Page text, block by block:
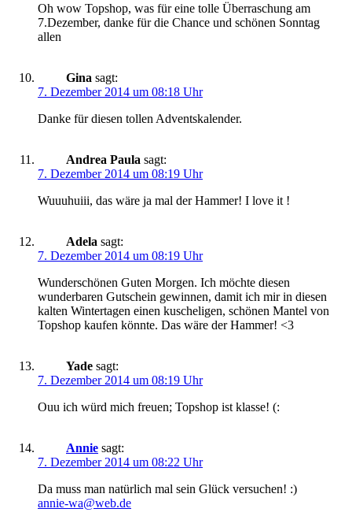
Oh wow Topshop, was für eine tolle Überraschung am
7.Dezember, danke für die Chance und schönen Sonntag
allen
Gina sagt:
7. Dezember 2014 um 08:18 Uhr
Danke für diesen tollen Adventskalender.
Andrea Paula sagt:
7. Dezember 2014 um 08:19 Uhr
Wuuuhuiii, das wäre ja mal der Hammer! I love it !
Adela sagt:
7. Dezember 2014 um 08:19 Uhr
Wunderschönen Guten Morgen. Ich möchte diesen
wunderbaren Gutschein gewinnen, damit ich mir in diesen
kalten Wintertagen einen kuscheligen, schönen Mantel von
Topshop kaufen könnte. Das wäre der Hammer! <3
Yade sagt:
7. Dezember 2014 um 08:19 Uhr
Ouu ich würd mich freuen; Topshop ist klasse! (:
Annie sagt:
7. Dezember 2014 um 08:22 Uhr
Da muss man natürlich mal sein Glück versuchen! :)
annie-wa@web.de